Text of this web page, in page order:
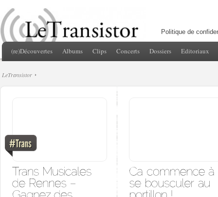
Politique de
(re)Découvertes Albums Clips Concerts Dossiers Editoriaux
LeTransistor